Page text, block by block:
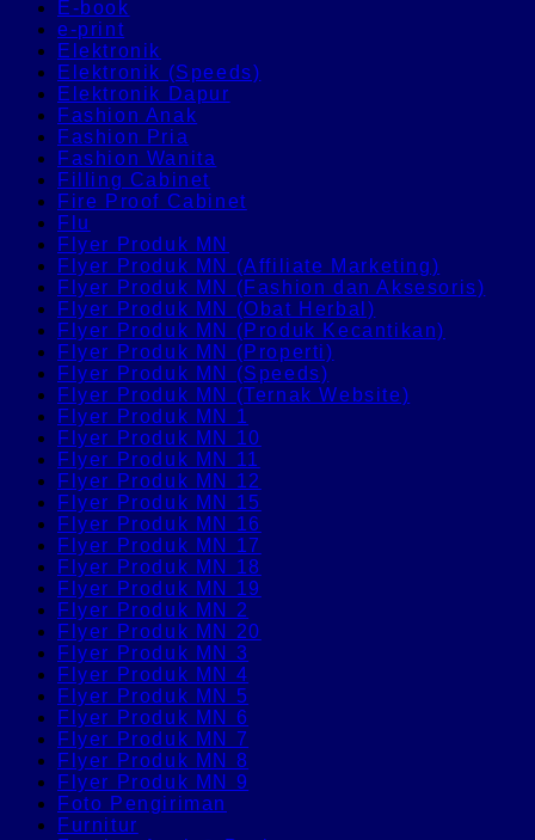
E-book
e-print
Elektronik
Elektronik (Speeds)
Elektronik Dapur
Fashion Anak
Fashion Pria
Fashion Wanita
Filling Cabinet
Fire Proof Cabinet
Flu
Flyer Produk MN
Flyer Produk MN (Affiliate Marketing)
Flyer Produk MN (Fashion dan Aksesoris)
Flyer Produk MN (Obat Herbal)
Flyer Produk MN (Produk Kecantikan)
Flyer Produk MN (Properti)
Flyer Produk MN (Speeds)
Flyer Produk MN (Ternak Website)
Flyer Produk MN 1
Flyer Produk MN 10
Flyer Produk MN 11
Flyer Produk MN 12
Flyer Produk MN 15
Flyer Produk MN 16
Flyer Produk MN 17
Flyer Produk MN 18
Flyer Produk MN 19
Flyer Produk MN 2
Flyer Produk MN 20
Flyer Produk MN 3
Flyer Produk MN 4
Flyer Produk MN 5
Flyer Produk MN 6
Flyer Produk MN 7
Flyer Produk MN 8
Flyer Produk MN 9
Foto Pengiriman
Furnitur